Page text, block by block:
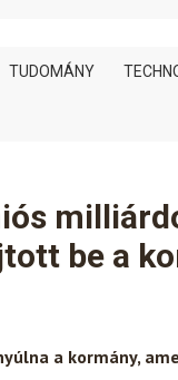
TUDOMÁNY
be a
a kormány,